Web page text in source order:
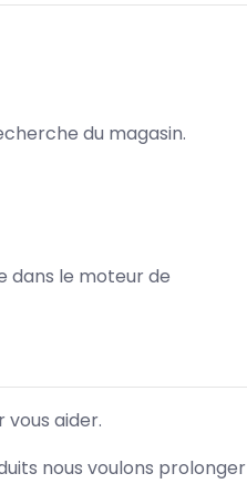
du magasin.
dans le moteur de
aider.
nous voulons prolonger